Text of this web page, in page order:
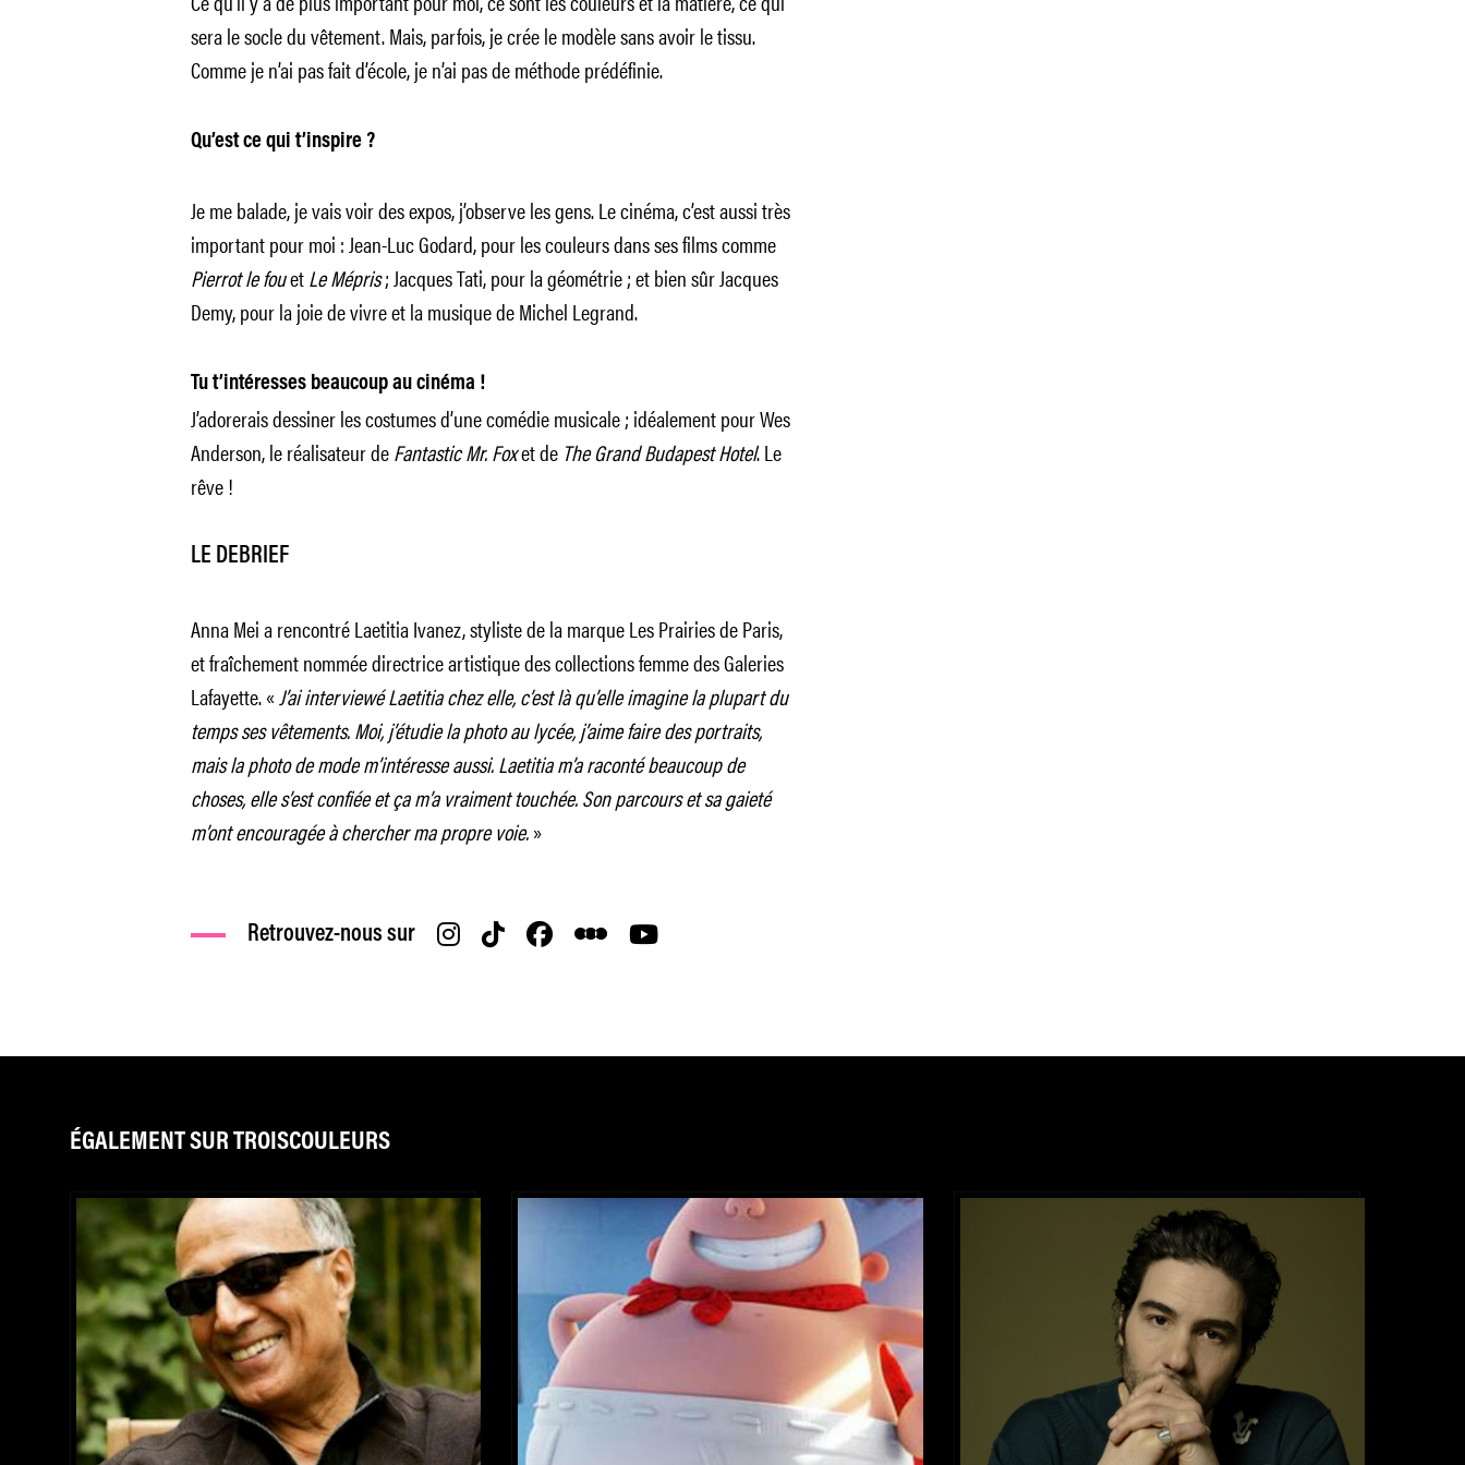
sera le socle du vêtement. Mais, parfois, je crée le modèle sans avoir le tissu.
Comme je n’ai pas fait d’école, je n’ai pas de méthode prédéfinie.
Qu’est ce qui t’inspire ?
Je me balade, je vais voir des expos, j’observe les gens. Le cinéma, c’est aussi très
important pour moi : Jean-Luc Godard, pour les couleurs dans ses films comme
Pierrot le fouetLe Mépris; Jacques Tati, pour la géométrie ; et bien sûr Jacques
Demy, pour la joie de vivre et la musique de Michel Legrand.
Tu t’intéresses beaucoup au cinéma !
J’adorerais dessiner les costumes d’une comédie musicale ; idéalement pour Wes
Anderson, le réalisateur deFantastic Mr. Foxet de The Grand Budapest Hotel. Le
rêve !
LE DEBRIEF
Anna Mei a rencontré Laetitia Ivanez, styliste de la marque Les Prairies de Paris,
et fraîchement nommée directrice artistique des collections femme des Galeries
Lafayette. «J’ai interviewé Laetitia chez elle, c’est là qu’elle imagine la plupart du
temps ses vêtements. Moi, j’étudie la photo au lycée, j’aime faire des portraits,
mais la photo de mode m’intéresse aussi. Laetitia m’a raconté beaucoup de
choses, elle s’est confiée et ça m’a vraiment touchée. Son parcours et sa gaieté
m’ont encouragée à chercher ma propre voie.»
Retrouvez-nous sur
ÉGALEMENT SUR TROISCOULEURS